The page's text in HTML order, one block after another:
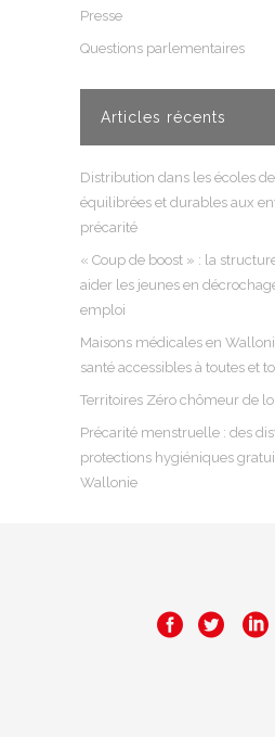
Presse
Questions parlementaires
Articles récents
Distribution dans les écoles
équilibrées et durables aux
précarité
« Coup de boost » : la
aider les jeunes en
emploi
Maisons médicales en
santé accessibles à toutes et
Territoires Zéro chômeur de
Précarité menstruelle : des
protections hygiéniques
Wallonie